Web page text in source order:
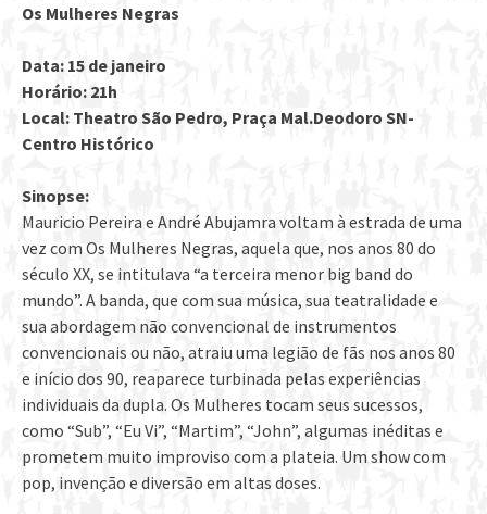
Os Mulheres Negras
Data: 15 de janeiro
Horário: 21h
Local: Theatro São Pedro, Praça Mal.Deodoro SN-
Centro Histórico
Sinopse:
Mauricio Pereira e André Abujamra voltam à estrada de uma
vez com Os Mulheres Negras, aquela que, nos anos 80 do
século XX, se intitulava “a terceira menor big band do
mundo”. A banda, que com sua música, sua teatralidade e
sua abordagem não convencional de instrumentos
convencionais ou não, atraiu uma legião de fãs nos anos 80
e início dos 90, reaparece turbinada pelas experiências
individuais da dupla. Os Mulheres tocam seus sucessos,
como “Sub”, “Eu Vi”, “Martim”, “John”, algumas inéditas e
prometem muito improviso com a plateia. Um show com
pop, invenção e diversão em altas doses.